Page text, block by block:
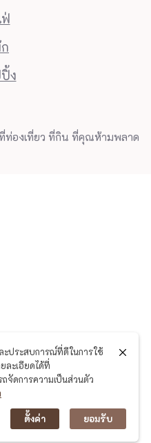
ฟ่
ง
ท่องเที่ยว ที่กิน ที่คุณห้ามพลาด
ะประสบการณ์ที่ดีในการใช้
ละเอียดได้ที่
ถจัดการความเป็นส่วนตัว
ตั้งค่า ยอมรับ